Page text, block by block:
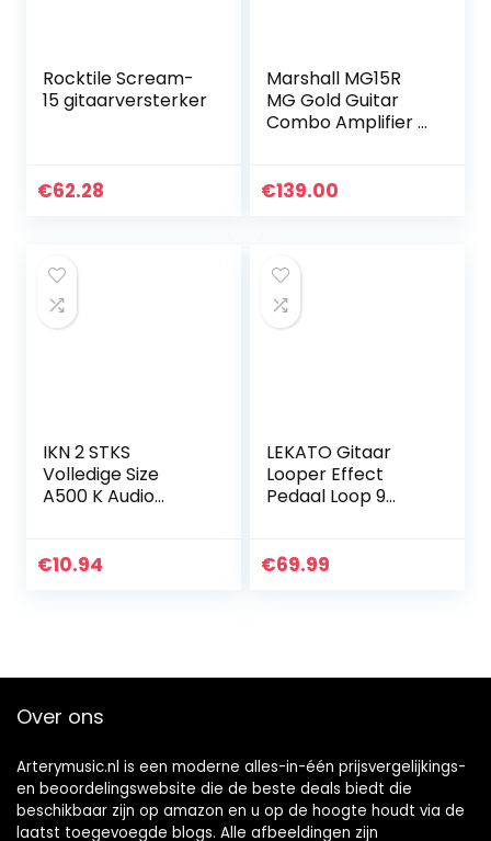
Rocktile Scream-
15 gitaarversterker
€62.28
Marshall MG15R
MG Gold Guitar
Combo Amplifier –
€139.00
IKN 2 STKS
Volledige Size
A500 K Audio
Gitaar Toon
€10.94
LEKATO Gitaar
Looper Effect
Pedaal Loop 9
Elektrische Gitaar
€69.99
Over ons
Arterymusic.nl is een moderne alles-in-één prijsvergelijkings-
en beoordelingswebsite die de beste deals biedt die
beschikbaar zijn op amazon en u op de hoogte houdt via de
laatst toegevoegde blogs. Alle afbeeldingen zijn